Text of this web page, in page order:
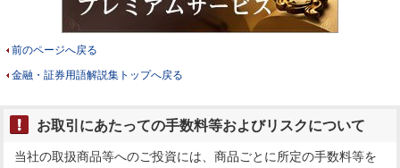
前のページへ戻る
金融・証券用語解説集トップへ戻る
お取引にあたっての手数料等およびリスクについて
当社の取扱商品等へのご投資には、商品ごとに所定の手数料等を